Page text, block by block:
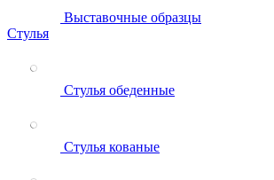
Выставочные образцы
Стулья
Стулья обеденные
Стулья кованые